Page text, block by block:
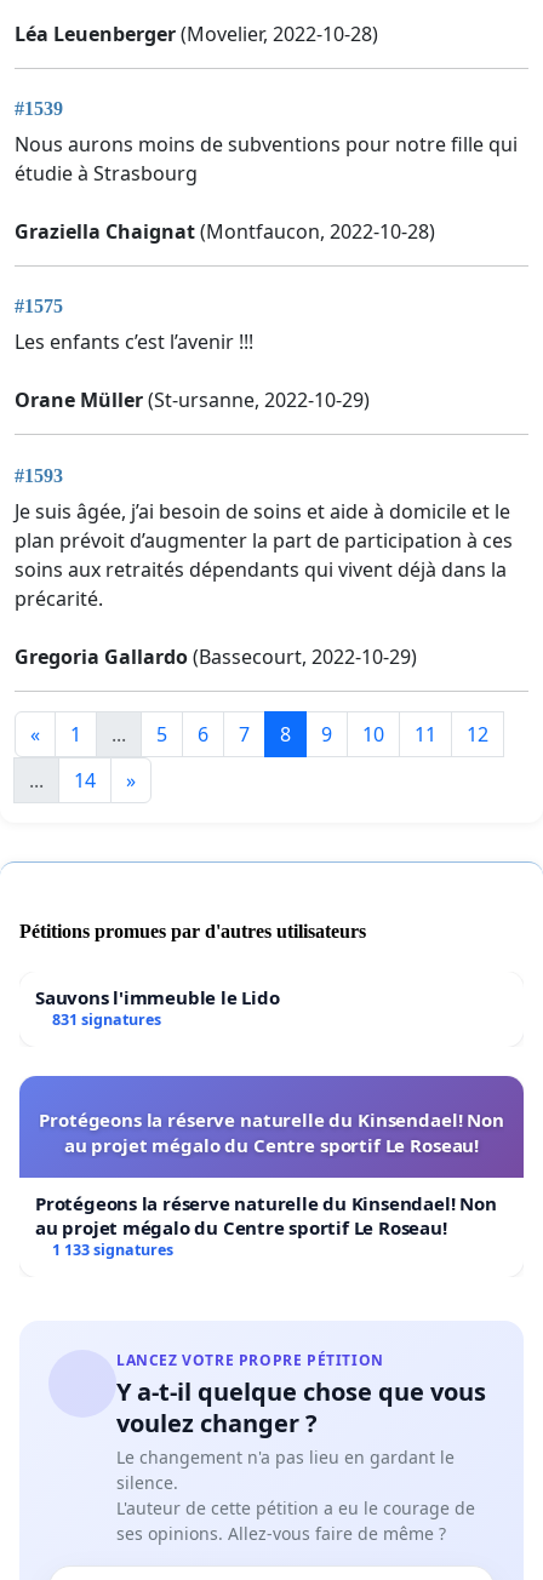
Léa Leuenberger(Movelier, 2022-10-28)
#1539
Nous aurons moins de subventions pour notre fille qui
étudie à Strasbourg
Graziella Chaignat(Montfaucon, 2022-10-28)
#1575
Les enfants c’est l’avenir !!!
Orane Müller(St-ursanne, 2022-10-29)
#1593
Je suis âgée, j’ai besoin de soins et aide à domicile et le
plan prévoit d’augmenter la part de participation à ces
soins aux retraités dépendants qui vivent déjà dans la
précarité.
Gregoria Gallardo(Bassecourt, 2022-10-29)
« 1 ... 5 6 7 8 9 10 11
12
...
14 »
Pétitions promues par d'autres utilisateurs
Sauvons l'immeuble le Lido
831 signatures
Protégeons la réserve naturelle du Kinsendael! Non
au projet mégalo du Centre sportif Le Roseau!
Protégeons la réserve naturelle du Kinsendael! Non
au projet mégalo du Centre sportif Le Roseau!
1 133 signatures
LANCEZ VOTRE PROPRE PÉTITION
Y a-t-il quelque chose que vous
voulez changer ?
Le changement n'a pas lieu en gardant le
silence.
L'auteur de cette pétition a eu le courage de
ses opinions. Allez-vous faire de même ?